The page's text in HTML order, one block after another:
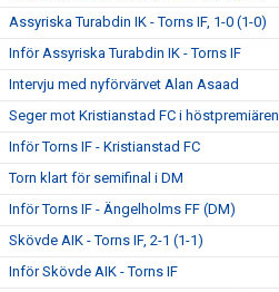
Assyriska Turabdin IK - Torns IF, 1-0 (1-0)
Inför Assyriska Turabdin IK - Torns IF
Intervju med nyförvärvet Alan Asaad
Seger mot Kristianstad FC i höstpremiären
Inför Torns IF - Kristianstad FC
Torn klart för semifinal i DM
Inför Torns IF - Ängelholms FF (DM)
Skövde AIK - Torns IF, 2-1 (1-1)
Inför Skövde AIK - Torns IF